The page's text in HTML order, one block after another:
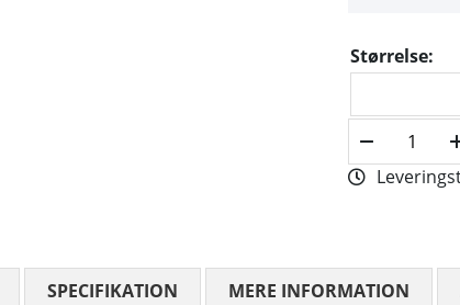
Størrelse:
SPECIFIKATION MERE INFORMATION